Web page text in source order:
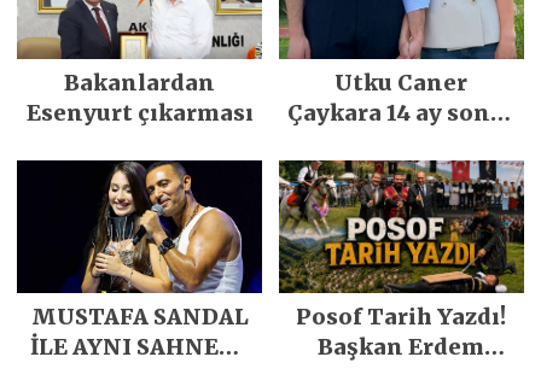
Bakanlardan
Esenyurt çıkarması
Utku Caner
Çaykara 14 ay sonra
kavuştu
MUSTAFA SANDAL
İLE AYNI SAHNEDE
Posof Tarih Yazdı!
Başkan Erdem